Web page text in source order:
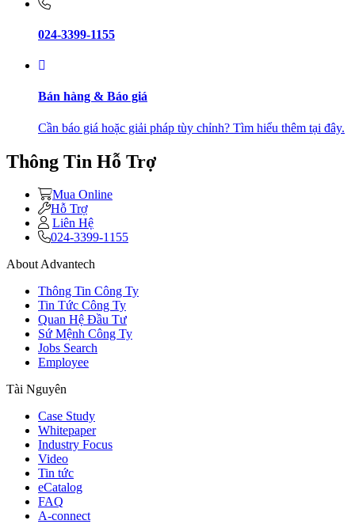
024-3399-1155
Bán hàng & Báo giá
Cần báo giá hoặc giải pháp tùy chỉnh? Tìm hiểu thêm tại đây.
Thông Tin Hỗ Trợ
Mua Online
Hỗ Trợ
Liên Hệ
024-3399-1155
About Advantech
Thông Tin Công Ty
Tin Tức Công Ty
Quan Hệ Đầu Tư
Sứ Mệnh Công Ty
Jobs Search
Employee
Tài Nguyên
Case Study
Whitepaper
Industry Focus
Video
Tin tức
eCatalog
FAQ
A-connect